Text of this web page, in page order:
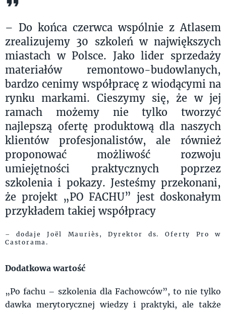
– Do końca czerwca wspólnie z Atlasem
zrealizujemy 30 szkoleń w największych
miastach w Polsce. Jako lider sprzedaży
materiałów remontowo-budowlanych,
bardzo cenimy współpracę z wiodącymi na
rynku markami. Cieszymy się, że w jej
ramach możemy nie tylko tworzyć
najlepszą ofertę produktową dla naszych
klientów profesjonalistów, ale również
proponować możliwość rozwoju
umiejętności praktycznych poprzez
szkolenia i pokazy. Jesteśmy przekonani,
że projekt „PO FACHU” jest doskonałym
przykładem takiej współpracy
– dodaje Joёl Mauriès, Dyrektor ds. Oferty Pro w
Castorama.
Dodatkowa wartość
„Po fachu – szkolenia dla Fachowców”, to nie tylko
dawka merytorycznej wiedzy i praktyki, ale także